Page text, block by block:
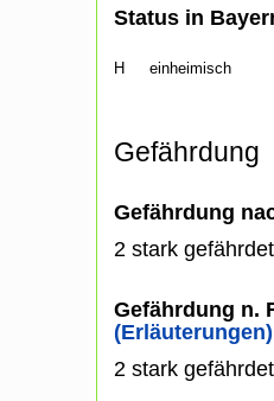
Status in
H einheimisch
Gefährdung
Gefährdung
2 stark gefährdet
Gefährdung n.
(Erläuterungen)
2 stark gefährdet